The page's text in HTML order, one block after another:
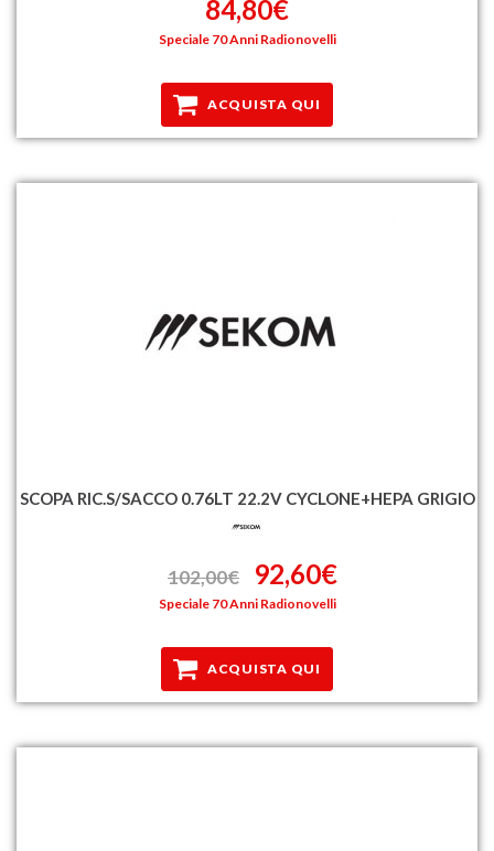
84,80€
Speciale 70 Anni Radionovelli
ACQUISTA QUI
SCOPA RIC.S/SACCO 0.76LT 22.2V CYCLONE+HEPA GRIGIO
102,00€ 92,60€
Speciale 70 Anni Radionovelli
ACQUISTA QUI